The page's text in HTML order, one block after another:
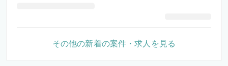
その他の新着の案件・求人を見る